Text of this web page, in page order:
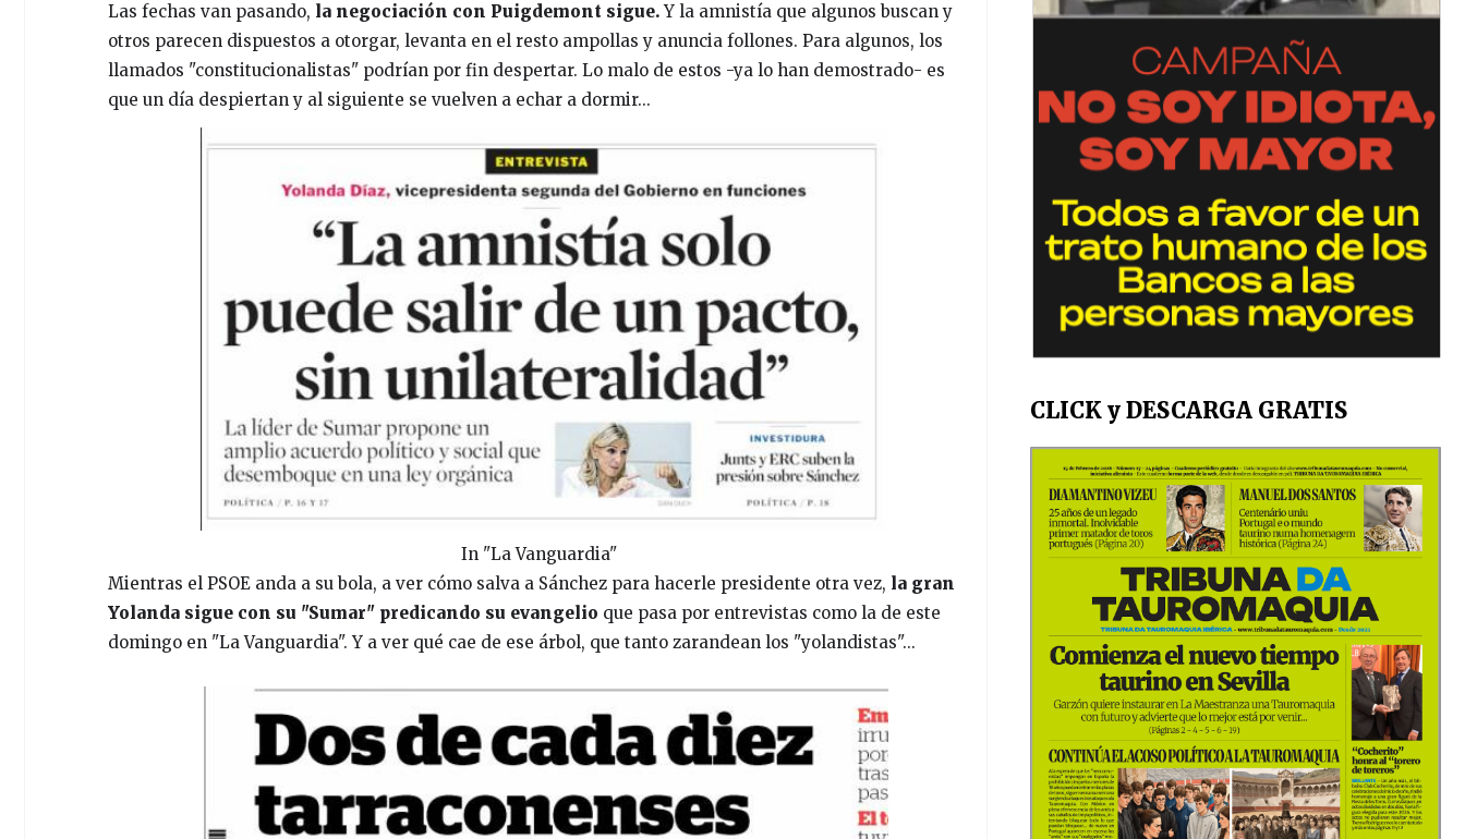
Las fechas van pasando, la negociación con Puigdemont sigue.Y la amnistía que algunos buscan y
otros parecen dispuestos a otorgar, levanta en el resto ampollas y anuncia follones. Para algunos, los
llamados "constitucionalistas" podrían por fin despertar. Lo malo de estos -ya lo han demostrado- es
que un día despiertan y al siguiente se vuelven a echar a dormir...
In "La Vanguardia"
Mientras el PSOE anda a su bola, a ver cómo salva a Sánchez para hacerle presidente otra vez, la gran
Yolanda sigue con su "Sumar" predicando su evangelio que pasa por entrevistas como la de este
domingo en "La Vanguardia". Y a ver qué cae de ese árbol, que tanto zarandean los "yolandistas"...
CLICK y DESCARGA GRATIS